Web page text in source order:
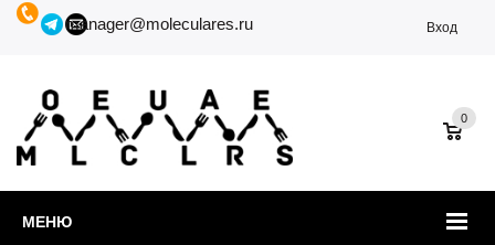
manager@moleculares.ru Вход
МЕНЮ
0